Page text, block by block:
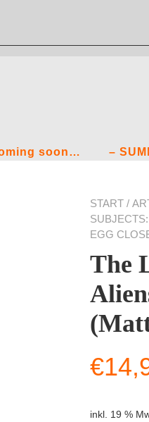
soon… –
START /
EGG
The
€
inkl. 19 %